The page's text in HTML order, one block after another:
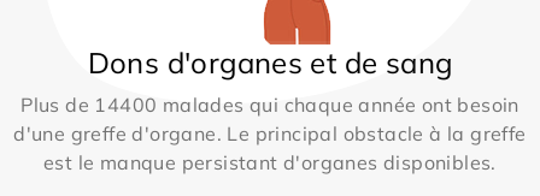
Dons d'organes et de sang
Plus de 14400 malades qui chaque année ont besoin
d'une greffe d'organe. Le principal obstacle à la greffe
est le manque persistant d'organes disponibles.